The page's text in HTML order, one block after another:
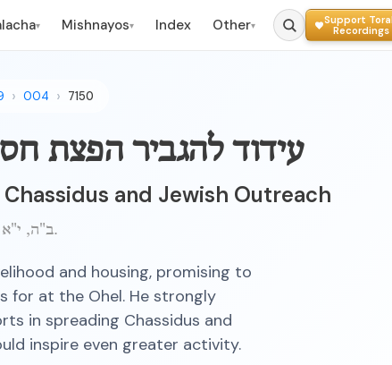
▾ Mishnayos▾ Index Other▾
Support
Recordings
004 7150
עידוד להגביר הפצת
and Jewish Outreach
ב"ה, י"א טבת, תש"כ ברוקלין.
and housing, promising to
for at the Ohel. He strongly
in spreading Chassidus and
inspire even greater activity.